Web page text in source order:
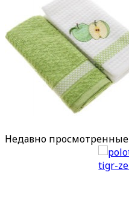
Недавно просмотренные